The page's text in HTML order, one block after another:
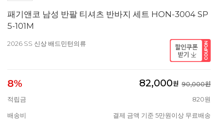
패기앤코 남성 반팔 티셔츠 반바지 세트 HON-3004 SP
5-101M
2026 SS 신상 배드민턴의류
8% 82,000원 90,000원
적립금
820원
배송비 결제 금액 기준 5만원이상 무료배송